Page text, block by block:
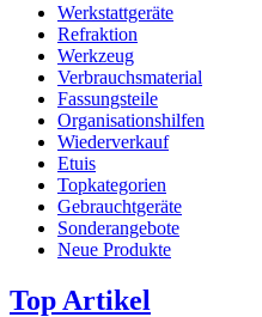
Werkstattgeräte
Refraktion
Werkzeug
Verbrauchsmaterial
Fassungsteile
Organisationshilfen
Wiederverkauf
Etuis
Topkategorien
Gebrauchtgeräte
Sonderangebote
Neue Produkte
Top Artikel